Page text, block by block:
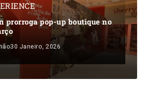
prorroga pop-up boutique no
30 Janeiro, 2026